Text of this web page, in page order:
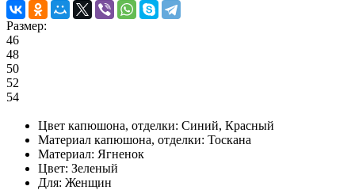
Размер:
46
48
50
52
54
Цвет капюшона, отделки: Синий, Красный
Материал капюшона, отделки: Тоскана
Материал: Ягненок
Цвет: Зеленый
Для: Женщин